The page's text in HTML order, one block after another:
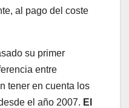
al pago del coste
su primer
entre
tener en cuenta los
el año 2007. El